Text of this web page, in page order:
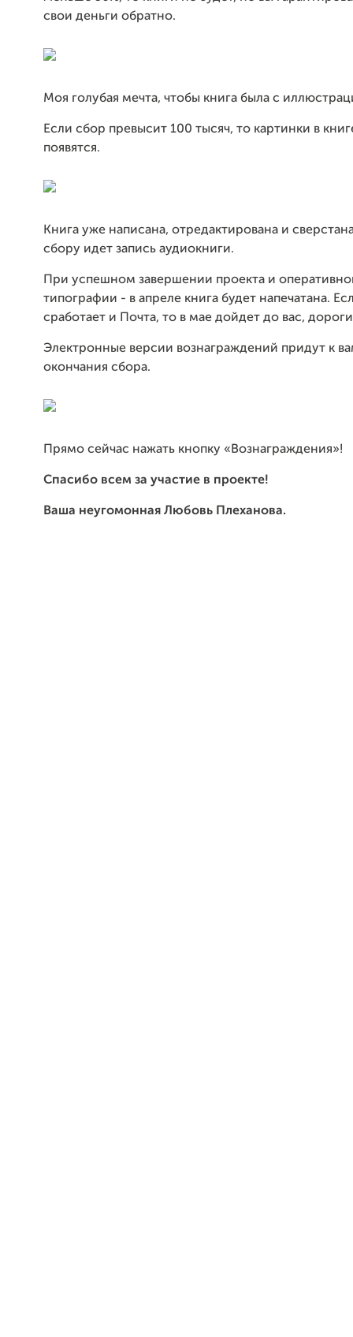
свои деньги обратно.
Моя голубая мечта, чтобы книга была с
Если сбор превысит 100 тысяч, то картинки в
появятся.
Книга уже написана, отредактирована и
сбору идет запись аудиокниги.
При успешном завершении проекта и
типографии - в апреле книга будет напечатана.
сработает и Почта, то в мае дойдет до вас,
Электронные версии вознаграждений придут к
окончания сбора.
Прямо сейчас нажать кнопку «Вознаграждения»!
Спасибо всем за участие в проекте!
Ваша неугомонная Любовь Плеханова.